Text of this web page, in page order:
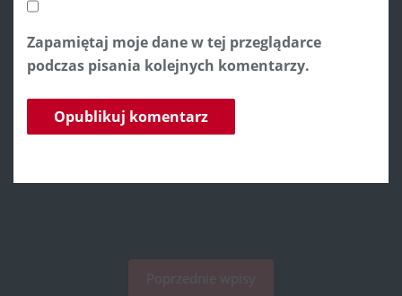
Zapamiętaj moje dane w tej przeglądarce
podczas pisania kolejnych komentarzy.